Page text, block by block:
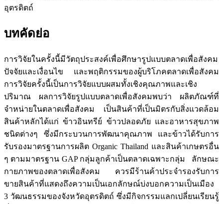
อุตรดิตถ์
บทคัดย่อ
การวิจัยในครั้งนี้มีวัตถุประสงค์เพื่อศึกษารูปแบบตลาดเพื่อสังคม
ปัจจัยและเงื่อนไข และพฤติกรรมของผู้บริโภคตลาดเพื่อสังคม
การวิจัยครั้งนี้เป็นการวิจัยแบบผสมทั้งเชิงคุณภาพและเชิง
ปริมาณ ผลการวิจัยรูปแบบตลาดเพื่อสังคมพบว่า ผลิตภัณฑ์ที่
จำหน่ายในตลาดเพื่อสังคม เป็นสินค้าที่เป็นมิตรกับสิ่งแวดล้อม
สินค้าหลักได้แก่ ข้าวอินทรีย์ ข้าวปลอดภัย และอาหารสุขภาพ
ชนิดต่างๆ ซึ่งมีกระบวนการพัฒนาคุณภาพ และข้าวได้รับการ
รับรองมาตรฐานการผลิต Organic Thailand และสินค้าเกษตรอื่น
ๆ ตามมาตรฐาน GAP กลุ่มลูกค้าเป็นตลาดเฉพาะกลุ่ม ลักษณะ
กายภาพของตลาดเพื่อสังคม ควรมีร้านค้าประจำรองรับการ
ขายสินค้าที่แสดงถึงความเป็นเอกลักษณ์บ่งบอกความเป็นเมือง
3 วัฒนธรรมของจังหวัดอุตรดิตถ์ ซึ่งมีกิจกรรมแลกเปลี่ยนเรียนรู้